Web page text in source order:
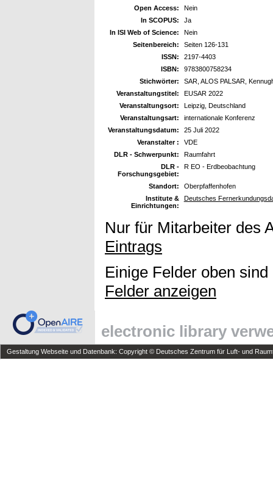
Open Access:
Nein
In SCOPUS:
Ja
In ISI Web of Science:
Nein
Seitenbereich:
Seiten 126-131
ISSN:
2197-4403
ISBN:
9783800758234
Stichwörter:
SAR, ALOS PALSAR,
Veranstaltungstitel:
EUSAR 2022
Veranstaltungsort:
Leipzig, Deutschland
Veranstaltungsart:
internationale Konferenz
Veranstaltungsdatum:
25 Juli 2022
Veranstalter :
VDE
DLR - Schwerpunkt:
Raumfahrt
DLR -
Forschungsgebiet:
R EO - Erdbeobachtung
Standort:
Oberpfaffenhofen
Institute &
Einrichtungen:
Deutsches
Nur für Mitarbeiter des
Eintrags
Einige Felder oben
Felder anzeigen
electronic library
Gestaltung Webseite und Datenbank: Copyright © Deutsches Zentrum für Luft- und